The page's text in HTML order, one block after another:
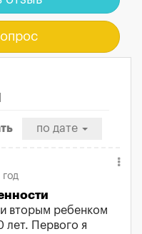
по дате
вторым ребенком
лет. Первого я